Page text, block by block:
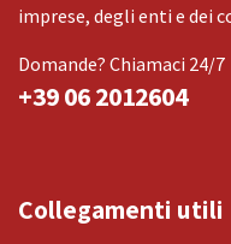
imprese, degli enti e dei
Domande? Chiamaci 24/7
+39 06 2012604
Collegamenti utili